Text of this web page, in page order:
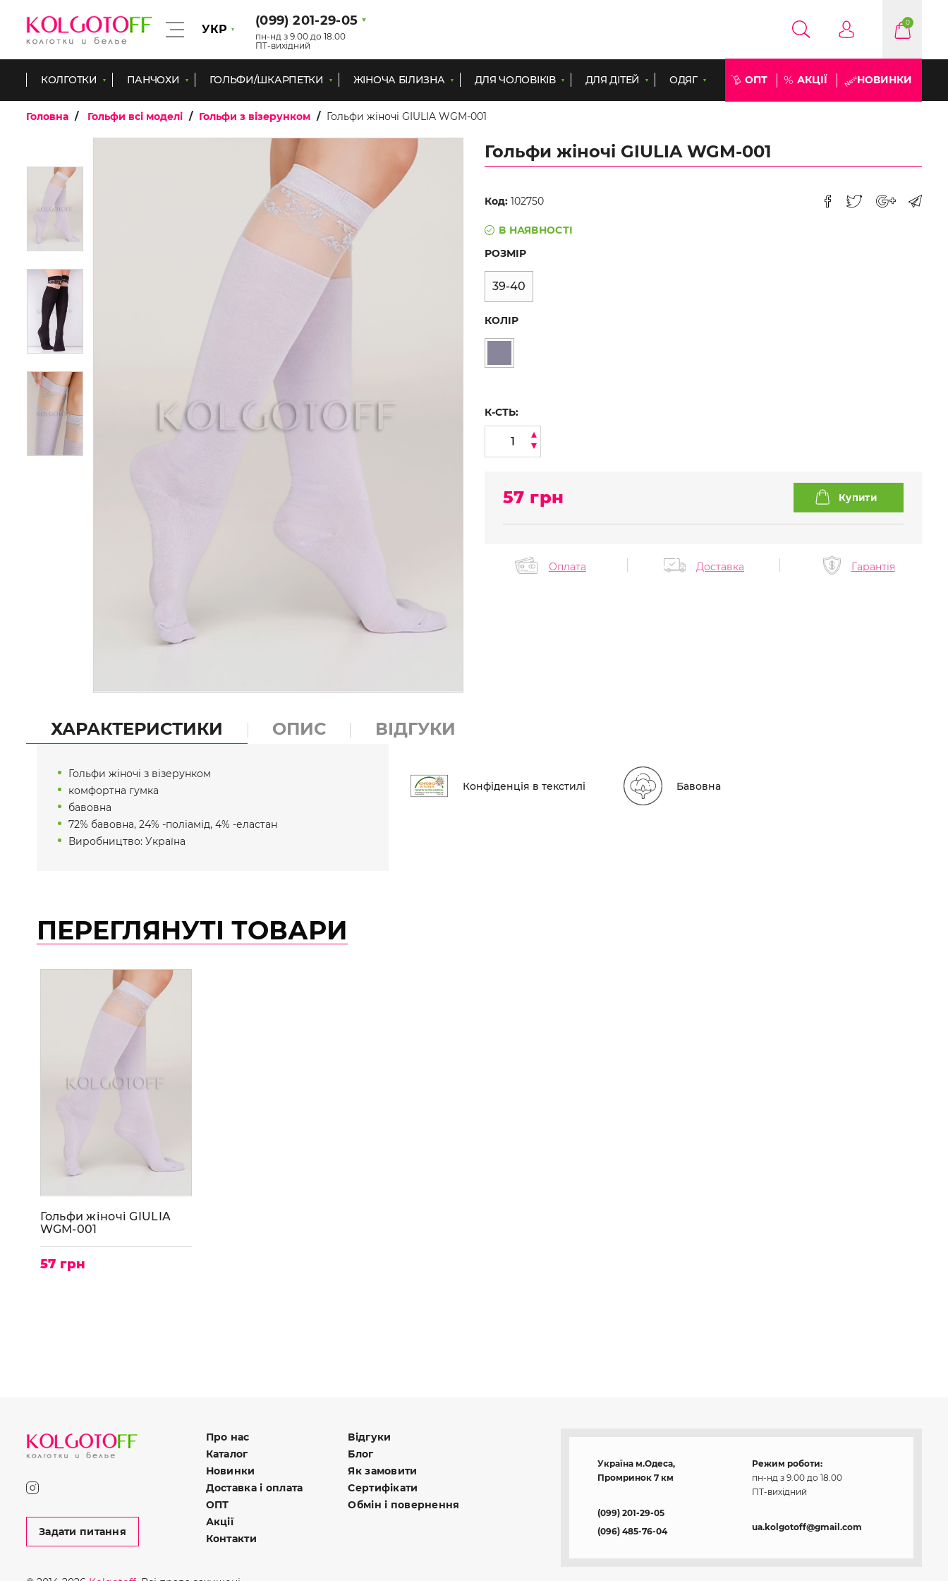
УКР
(099) 201-29-05
пн-нд з 9.00 до 18.00
ПТ-вихідний
0
КОЛГОТКИ ПАНЧОХИ ГОЛЬФИ/ШКАРПЕТКИ ЖІНОЧА БІЛИЗНА ДЛЯ ЧОЛОВІКІВ ДЛЯ ДІТЕЙ ОДЯГ ОПТ АКЦІЇ НОВИНКИ
Головна Гольфи всі моделі Гольфи з візерунком Гольфи жіночі GIULIA WGM-001
Гольфи жіночі GIULIA WGM-001
Код: 102750
В НАЯВНОСТІ
РОЗМІР
39-40
КОЛІР
К-СТЬ:
57 грн
Оплата Доставка Гарантія
ХАРАКТЕРИСТИКИ ОПИС ВІДГУКИ
Гольфи жіночі з візерунком
комфортна гумка
бавовна
72% бавовна, 24% -поліамід, 4% -еластан
Виробництво: Україна
Конфіденція в текстилі Бавовна
ПЕРЕГЛЯНУТІ ТОВАРИ
Гольфи жіночі GIULIA
WGM-001
57 грн
Задати питання
Про нас
Каталог
Новинки
Доставка і оплата
ОПТ
Акції
Контакти
Відгуки
Блог
Як замовити
Сертифікати
Обмін і повернення
Україна м.Одеса,
Промринок 7 км
(099) 201-29-05
(096) 485-76-04
Режим роботи:
пн-нд з 9.00 до 18.00
ПТ-вихідний
ua.kolgotoff@gmail.com